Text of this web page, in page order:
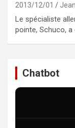
2013/12/01
Le spécialiste
pointe, Schuco,
Chatbot